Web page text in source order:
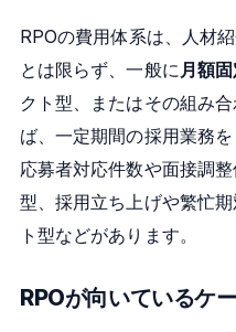
RPOの費用体系は、人材
とは限らず、一般に 月額
クト型、またはその組み
ば、一定期間の採用業務
応募者対応件数や面接調
型、採用立ち上げや繁忙
ト型などがあります。
RPOが向いているケ